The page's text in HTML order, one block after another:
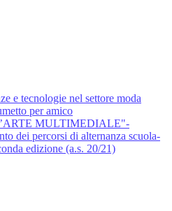
e tecnologie nel settore moda
per amico
MULTIMEDIALE"-
dei percorsi di alternanza scuola-
edizione (a.s. 20/21)